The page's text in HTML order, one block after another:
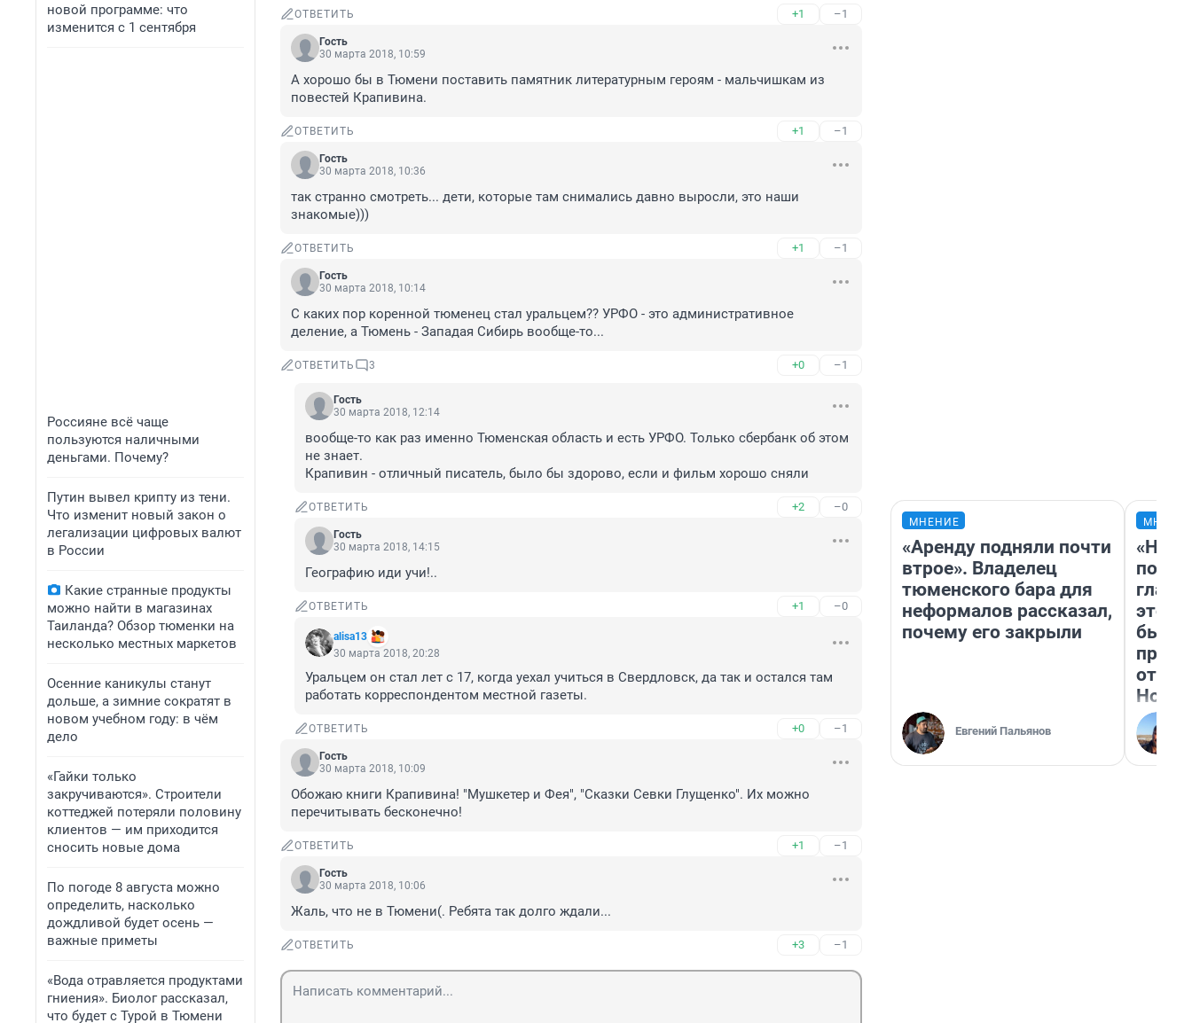
новой программе: что
изменится с 1 сентября
Россияне всё чаще
пользуются наличными
деньгами. Почему?
Путин вывел крипту из тени.
Что изменит новый закон о
легализации цифровых валют
в России
Какие странные продукты
можно найти в магазинах
Таиланда? Обзор тюменки на
несколько местных маркетов
Осенние каникулы станут
дольше, а зимние сократят в
новом учебном году: в чём
дело
«Гайки только
закручиваются». Строители
коттеджей потеряли половину
клиентов — им приходится
сносить новые дома
По погоде 8 августа можно
определить, насколько
дождливой будет осень —
важные приметы
«Вода отравляется продуктами
гниения». Биолог рассказал,
что будет с Турой в Тюмени
ОТВЕТИТЬ +1 –1
Гость
30 марта 2018, 10:59
А хорошо бы в Тюмени поставить памятник литературным героям - мальчишкам из
повестей Крапивина.
ОТВЕТИТЬ +1 –1
Гость
30 марта 2018, 10:36
так странно смотреть... дети, которые там снимались давно выросли, это наши
знакомые)))
ОТВЕТИТЬ +1 –1
Гость
30 марта 2018, 10:14
С каких пор коренной тюменец стал уральцем?? УРФО - это административное
деление, а Тюмень - Западая Сибирь вообще-то...
ОТВЕТИТЬ 3 +0 –1
Гость
30 марта 2018, 12:14
вообще-то как раз именно Тюменская область и есть УРФО. Только сбербанк об этом
не знает.
Крапивин - отличный писатель, было бы здорово, если и фильм хорошо сняли
ОТВЕТИТЬ +2 –0
Гость
30 марта 2018, 14:15
Географию иди учи!..
ОТВЕТИТЬ +1 –0
alisa13
30 марта 2018, 20:28
Уральцем он стал лет с 17, когда уехал учиться в Свердловск, да так и остался там
работать корреспондентом местной газеты.
ОТВЕТИТЬ +0 –1
Гость
30 марта 2018, 10:09
Обожаю книги Крапивина! "Мушкетер и Фея", "Сказки Севки Глущенко". Их можно
перечитывать бесконечно!
ОТВЕТИТЬ +1 –1
Гость
30 марта 2018, 10:06
Жаль, что не в Тюмени(. Ребята так долго ждали...
ОТВЕТИТЬ +3 –1
МНЕНИЕ
«Аренду подняли почти
втрое». Владелец
тюменского бара для
неформалов рассказал,
почему его закрыли
Евгений Пальянов
этого
бьет